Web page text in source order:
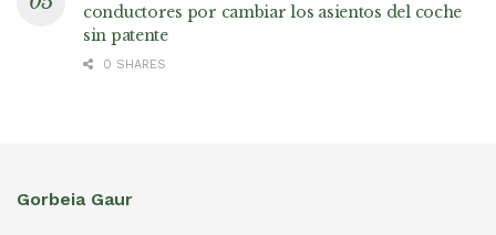
conductores por cambiar los asientos del coche
sin patente
0 SHARES
Gorbeia Gaur